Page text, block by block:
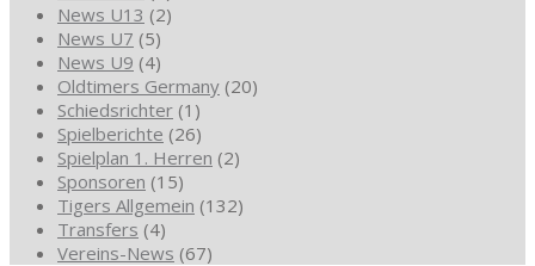
News U13 (2)
News U7 (5)
News U9 (4)
Oldtimers Germany (20)
Schiedsrichter (1)
Spielberichte (26)
Spielplan 1. Herren (2)
Sponsoren (15)
Tigers Allgemein (132)
Transfers (4)
Vereins-News (67)